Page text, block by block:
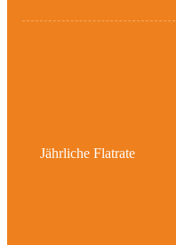
Jährliche Flatrate